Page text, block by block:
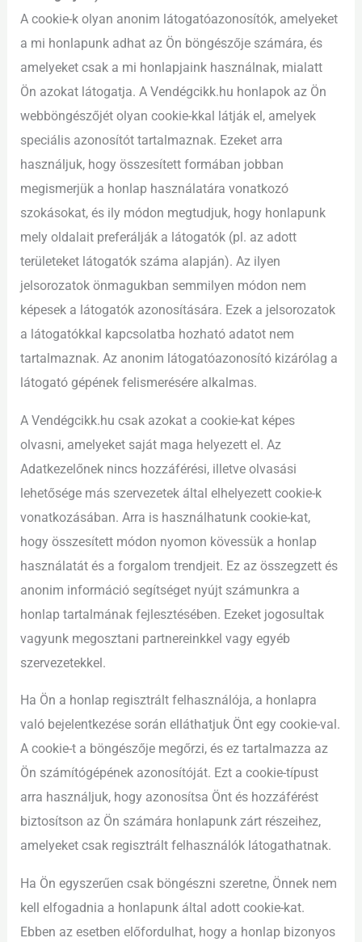
A cookie-k olyan anonim látogatóazonosítók, amelyeket
a mi honlapunk adhat az Ön böngészője számára, és
amelyeket csak a mi honlapjaink használnak, mialatt
Ön azokat látogatja. A Vendégcikk.hu honlapok az Ön
webböngészőjét olyan cookie-kkal látják el, amelyek
speciális azonosítót tartalmaznak. Ezeket arra
használjuk, hogy összesített formában jobban
megismerjük a honlap használatára vonatkozó
szokásokat, és ily módon megtudjuk, hogy honlapunk
mely oldalait preferálják a látogatók (pl. az adott
területeket látogatók száma alapján). Az ilyen
jelsorozatok önmagukban semmilyen módon nem
képesek a látogatók azonosítására. Ezek a jelsorozatok
a látogatókkal kapcsolatba hozható adatot nem
tartalmaznak. Az anonim látogatóazonosító kizárólag a
látogató gépének felismerésére alkalmas.
A Vendégcikk.hu csak azokat a cookie-kat képes
olvasni, amelyeket saját maga helyezett el. Az
Adatkezelőnek nincs hozzáférési, illetve olvasási
lehetősége más szervezetek által elhelyezett cookie-k
vonatkozásában. Arra is használhatunk cookie-kat,
hogy összesített módon nyomon kövessük a honlap
használatát és a forgalom trendjeit. Ez az összegzett és
anonim információ segítséget nyújt számunkra a
honlap tartalmának fejlesztésében. Ezeket jogosultak
vagyunk megosztani partnereinkkel vagy egyéb
szervezetekkel.
Ha Ön a honlap regisztrált felhasználója, a honlapra
való bejelentkezése során elláthatjuk Önt egy cookie-val.
A cookie-t a böngészője megőrzi, és ez tartalmazza az
Ön számítógépének azonosítóját. Ezt a cookie-típust
arra használjuk, hogy azonosítsa Önt és hozzáférést
biztosítson az Ön számára honlapunk zárt részeihez,
amelyeket csak regisztrált felhasználók látogathatnak.
Ha Ön egyszerűen csak böngészni szeretne, Önnek nem
kell elfogadnia a honlapunk által adott cookie-kat.
Ebben az esetben előfordulhat, hogy a honlap bizonyos